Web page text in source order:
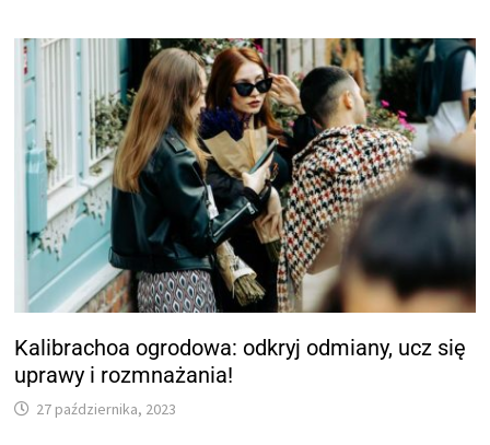
Kalibrachoa ogrodowa: odkryj odmiany, ucz się
uprawy i rozmnażania!
27 października, 2023